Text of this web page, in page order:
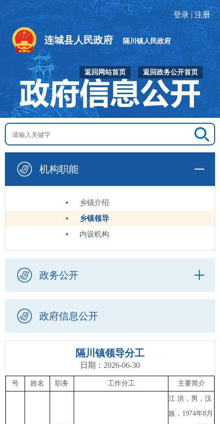
登录|注册
连城县人民政府 隔川镇人民政府
返回政务公开首页
返回网站首页
机构职能
乡镇介绍
乡镇领导
内设机构
政务公开
政府信息公开
隔川镇领导分工
日期：2026-06-30
号 姓名 职务 工作分工 主要简介
江 洪，男，汉
族，1974年8月